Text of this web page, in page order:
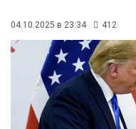
04.10.2025 в 23:34 412